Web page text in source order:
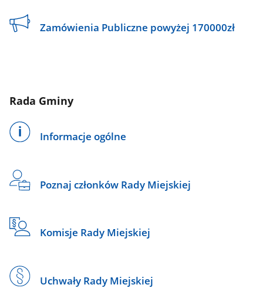
Zamówienia Publiczne powyżej 170000zł
Rada Gminy
Informacje ogólne
Poznaj członków Rady Miejskiej
Komisje Rady Miejskiej
Uchwały Rady Miejskiej